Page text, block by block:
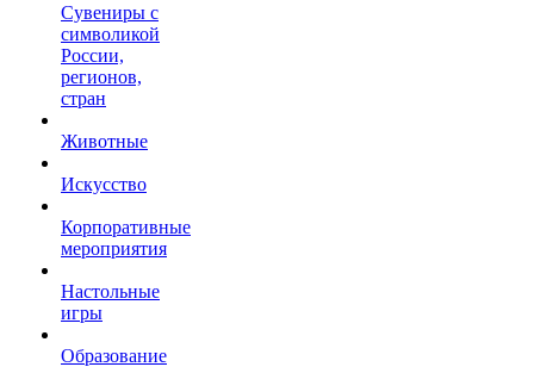
Сувениры с
символикой
России,
регионов,
стран
Животные
Искусство
Корпоративные
мероприятия
Настольные
игры
Образование